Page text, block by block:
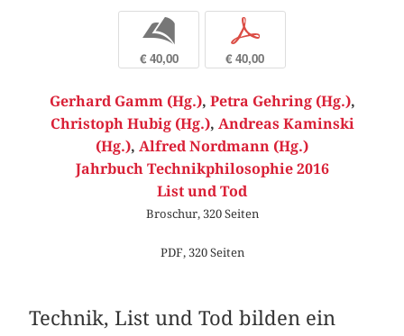
b
€ 40,00
p
€ 40,00
Gerhard Gamm (Hg.), Petra Gehring (Hg.),
Christoph Hubig (Hg.), Andreas Kaminski
(Hg.), Alfred Nordmann (Hg.)
Jahrbuch Technikphilosophie 2016
List und Tod
Broschur, 320 Seiten
PDF, 320 Seiten
Technik, List und Tod bilden ein